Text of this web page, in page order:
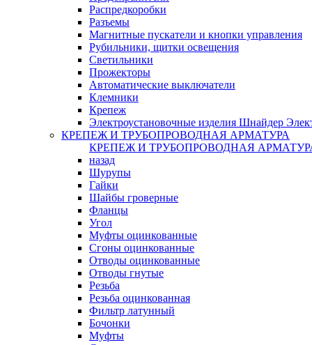
Распредкоробки
Разъемы
Магнитные пускатели и кнопки управления
Рубильники, щитки освещения
Светильники
Прожекторы
Автоматические выключатели
Клемники
Крепеж
Электроустановочные изделия Шнайдер
КРЕПЕЖ И ТРУБОПРОВОДНАЯ АРМАТУРА
КРЕПЕЖ И ТРУБОПРОВОДНАЯ
назад
Шурупы
Гайки
Шайбы гроверные
Фланцы
Угол
Муфты оцинкованные
Сгоны оцинкованные
Отводы оцинкованные
Отводы гнутые
Резьба
Резьба оцинкованная
Фильтр латунный
Бочонки
Муфты